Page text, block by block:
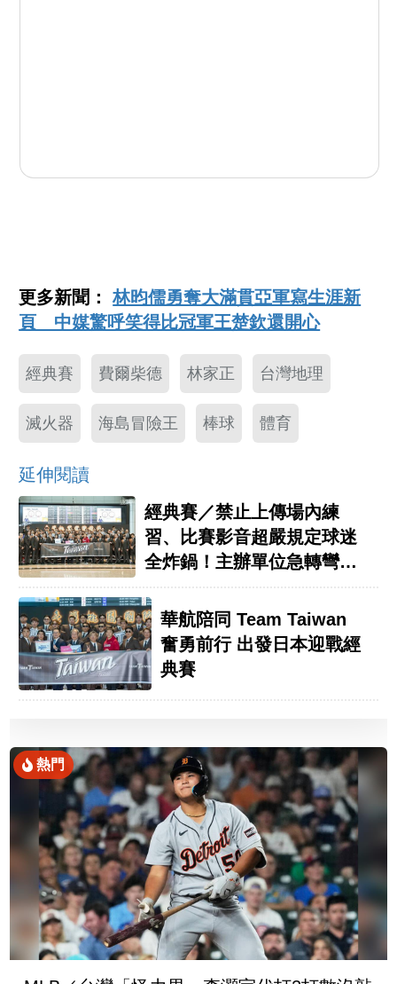
更多新聞：林昀儒勇奪大滿貫亞軍寫生涯新
頁 中媒驚呼笑得比冠軍王楚欽還開心
經典賽 費爾柴德 林家正 台灣地理
滅火器 海島冒險王 棒球 體育
延伸閱讀
經典賽／禁止上傳場內練
習、比賽影音超嚴規定球迷
全炸鍋！主辦單位急轉彎放
華航陪同 Team Taiwan
奮勇前行 出發日本迎戰經
典賽
熱門